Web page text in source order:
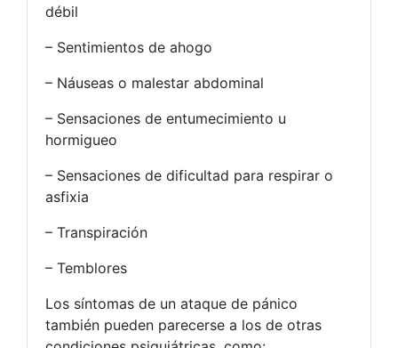
débil
– Sentimientos de ahogo
– Náuseas o malestar abdominal
– Sensaciones de entumecimiento u
hormigueo
– Sensaciones de dificultad para respirar o
asfixia
– Transpiración
– Temblores
Los síntomas de un ataque de pánico
también pueden parecerse a los de otras